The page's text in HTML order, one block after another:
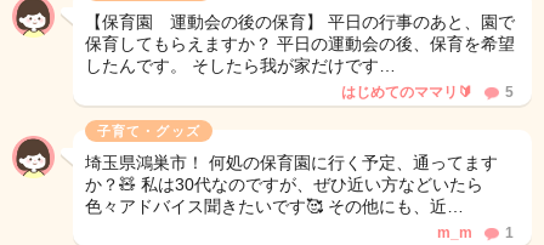
【保育園 運動会の後の保育】 平日の行事のあと、園で
保育してもらえますか？ 平日の運動会の後、保育を希望
したんです。 そしたら我が家だけです…
はじめてのママリ🔰 5
子育て・グッズ
埼玉県鴻巣市！ 何処の保育園に行く予定、通ってます
か？🧸 私は30代なのですが、ぜひ近い方などいたら
色々アドバイス聞きたいです🥰 その他にも、近…
m_m 1